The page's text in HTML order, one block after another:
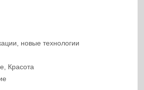
новые технологии
Красота